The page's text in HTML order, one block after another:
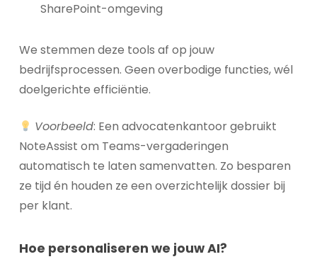
SharePoint-omgeving
We stemmen deze tools af op jouw
bedrijfsprocessen. Geen overbodige functies, wél
doelgerichte efficiëntie.
Voorbeeld: Een advocatenkantoor gebruikt
NoteAssist om Teams-vergaderingen
automatisch te laten samenvatten. Zo besparen
ze tijd én houden ze een overzichtelijk dossier bij
per klant.
Hoe personaliseren we jouw AI?